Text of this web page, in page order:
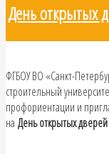
День открытых
ФГБОУ ВО «Санкт-
строительный
профориентации и
на День открытых дверей